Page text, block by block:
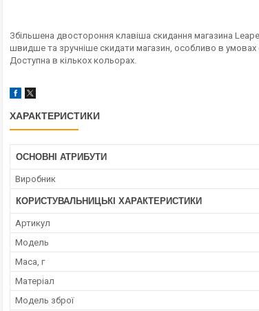
Збільшена двостороння клавіша скидання магазина
швидше та зручніше скидати магазин, особливо в умовах
Доступна в кількох кольорах.
ХАРАКТЕРИСТИКИ
ОСНОВНІ АТРИБУТИ
Виробник
КОРИСТУВАЛЬНИЦЬКІ ХАРАКТЕРИСТИКИ
Артикул
Мoдель
Маса, г
Матеріал
Модель зброї